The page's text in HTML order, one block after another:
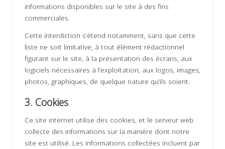
informations disponibles sur le site à des fins
commerciales.
Cette interdiction s’étend notamment, sans que cette
liste ne soit limitative, à tout élément rédactionnel
figurant sur le site, à la présentation des écrans, aux
logiciels nécessaires à l’exploitation, aux logos, images,
photos, graphiques, de quelque nature qu’ils soient.
3. Cookies
Ce site internet utilise des cookies, et le serveur web
collecte des informations sur la manière dont notre
site est utilisé. Les informations collectées incluent par